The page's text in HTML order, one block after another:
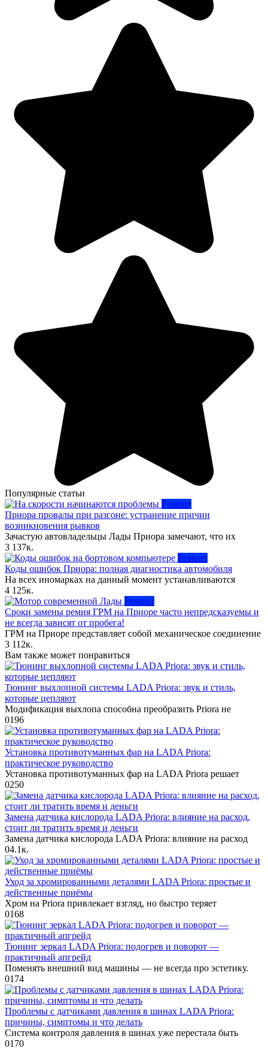
Популярные статьи
Ремонт
Приора провалы при разгоне: устранение причин
возникновения рывков
Зачастую автовладельцы Лады Приора замечают, что их
3 137к.
Ремонт
Коды ошибок Приора: полная диагностика автомобиля
На всех иномарках на данный момент устанавливаются
4 125к.
Ремонт
Сроки замены ремня ГРМ на Приоре часто непредсказуемы и
не всегда зависят от пробега!
ГРМ на Приоре представляет собой механическое соединение
3 112к.
Вам также может понравиться
Тюнинг выхлопной системы LADA Priora: звук и стиль,
которые цепляют
Модификация выхлопа способна преобразить Priora не
0196
Установка противотуманных фар на LADA Priora:
практическое руководство
Установка противотуманных фар на LADA Priora решает
0250
Замена датчика кислорода LADA Priora: влияние на расход,
стоит ли тратить время и деньги
Замена датчика кислорода LADA Priora: влияние на расход
04.1к.
Уход за хромированными деталями LADA Priora: простые и
действенные приёмы
Хром на Priora привлекает взгляд, но быстро теряет
0168
Тюнинг зеркал LADA Priora: подогрев и поворот —
практичный апгрейд
Поменять внешний вид машины — не всегда про эстетику.
0174
Проблемы с датчиками давления в шинах LADA Priora:
причины, симптомы и что делать
Система контроля давления в шинах уже перестала быть
0170